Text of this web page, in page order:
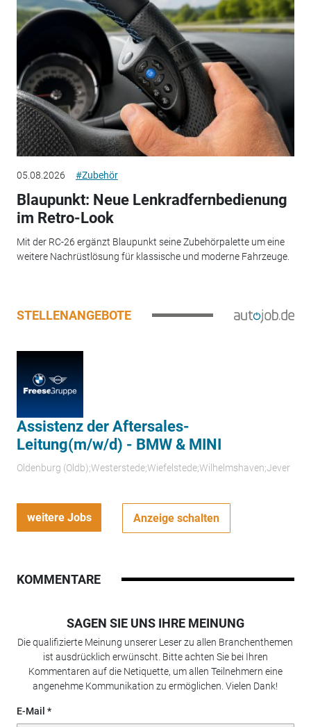
05.08.2026 #Zubehör
Blaupunkt: Neue Lenkradfernbedienung
im Retro-Look
Mit der RC-26 ergänzt Blaupunkt seine Zubehörpalette um eine
weitere Nachrüstlösung für klassische und moderne Fahrzeuge.
STELLENANGEBOTE
Assistenz der Aftersales-
Leitung(m/w/d) - BMW & MINI
Oldenburg (Oldb);Westerstede;Wiefelstede;Wilhelmshaven;Jever
weitere Jobs Anzeige schalten
KOMMENTARE
SAGEN SIE UNS IHRE MEINUNG
Die qualifizierte Meinung unserer Leser zu allen Branchenthemen
ist ausdrücklich erwünscht. Bitte achten Sie bei Ihren
Kommentaren auf die Netiquette, um allen Teilnehmern eine
angenehme Kommunikation zu ermöglichen. Vielen Dank!
E-Mail